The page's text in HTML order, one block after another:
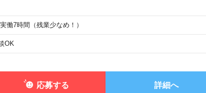
働7時間（残業少なめ！）
OK
応募する 詳細へ